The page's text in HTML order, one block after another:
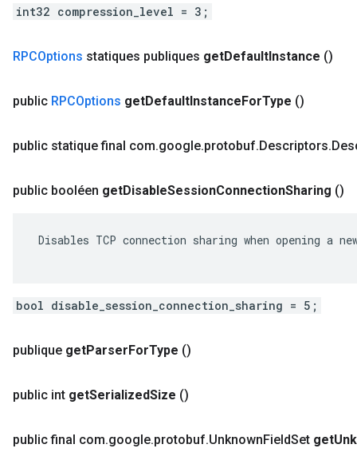
int32 compression_level = 3;
RPCOptions statiques publiques getDefaultInstance ()
public RPCOptions getDefaultInstanceForType ()
public statique final com.google.protobuf.Descriptors.
public booléen getDisableSessionConnectionSharing ()
Disables TCP connection sharing when opening a
bool disable_session_connection_sharing = 5;
publique getParserForType ()
public int getSerializedSize ()
public final com.google.protobuf.UnknownFieldSet get